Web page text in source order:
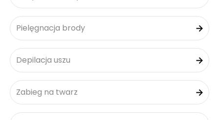
Pielęgnacja brody
Depilacja uszu
Zabieg na twarz